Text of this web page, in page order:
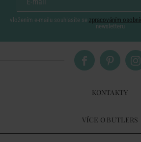
vložením e-mailu souhlasíte se zpracováním
newsletteru
KONTAKTY
VÍCE O BUTLERS